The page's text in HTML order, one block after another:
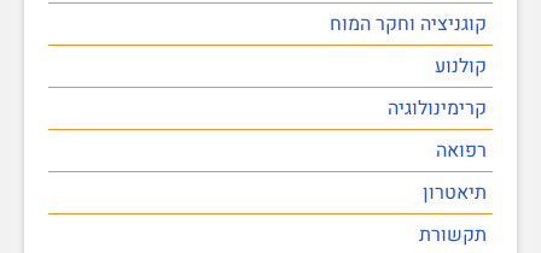
קוגניציה וחקר המוח
קולנוע
קרימינולוגיה
רפואה
תיאטרון
תקשורת